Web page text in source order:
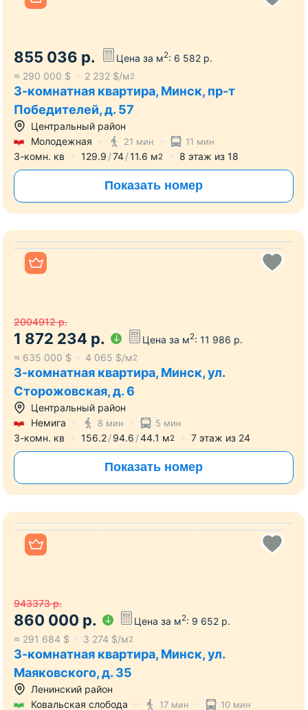
855 036 р. Цена за м : 6 582 р.
≈ 290 000 $ 2 232 $/м2
3-комнатная квартира, Минск, пр-т
Победителей, д. 57
Центральный район
Молодежная
21 мин 11 мин
3-комн. кв 129.9 74 11.6 м2 8 этаж из 18
Показать номер
2004912 р.
1 872 234 р. Цена за м : 11 986 р.
≈ 635 000 $ 4 065 $/м2
3-комнатная квартира, Минск, ул.
Сторожовская, д. 6
Центральный район
Немига
8 мин 5 мин
3-комн. кв 156.2 94.6 44.1 м2 7 этаж из 24
Показать номер
943373 р.
860 000 р. Цена за м : 9 652 р.
≈ 291 684 $ 3 274 $/м2
3-комнатная квартира, Минск, ул.
Маяковского, д. 35
Ленинский район